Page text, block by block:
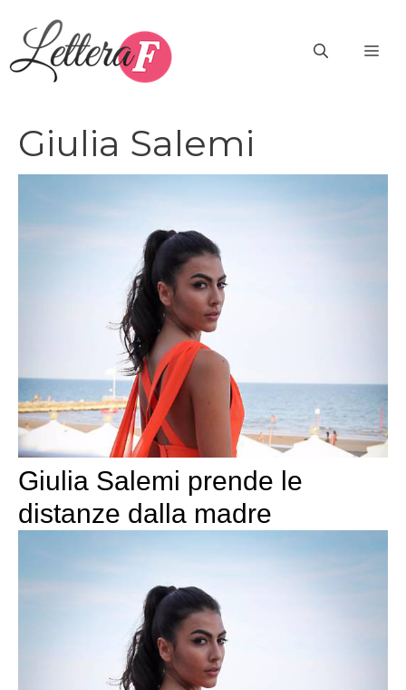
contenuto
Giulia Salemi
Giulia Salemi prende le
distanze dalla madre